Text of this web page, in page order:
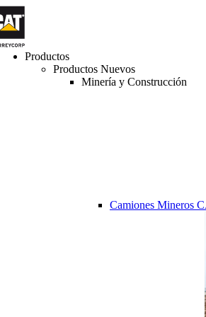
Productos
Productos Nuevos
Minería y Construcción
Camiones Mineros